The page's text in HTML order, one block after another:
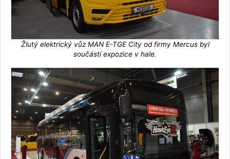
Žlutý elektrický vůz MAN E-TGE City od firmy Mercus byl
součástí expozice v hale.